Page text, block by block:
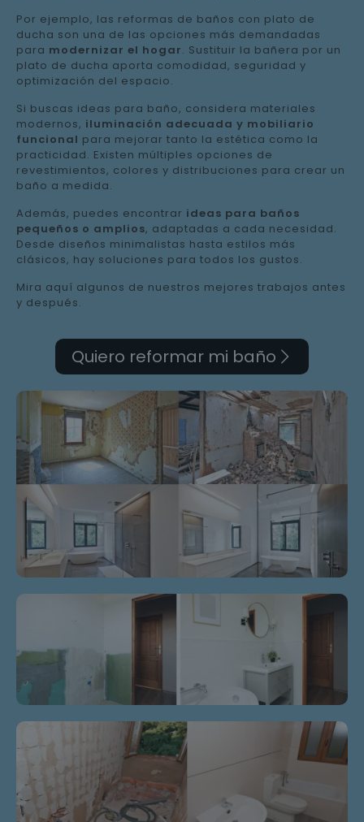
Por ejemplo, las reformas de baños con plato de
ducha son una de las opciones más demandadas
para modernizar el hogar. Sustituir la bañera por un
plato de ducha aporta comodidad, seguridad y
optimización del espacio.
Si buscas ideas para baño, considera materiales
modernos, iluminación adecuada y mobiliario
funcional para mejorar tanto la estética como la
practicidad. Existen múltiples opciones de
revestimientos, colores y distribuciones para crear un
baño a medida.
Además, puedes encontrar ideas para baños
pequeños o amplios, adaptadas a cada necesidad.
Desde diseños minimalistas hasta estilos más
clásicos, hay soluciones para todos los gustos.
Mira aquí algunos de nuestros mejores trabajos antes
y después.
Quiero reformar mi baño